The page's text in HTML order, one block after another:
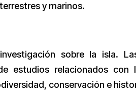
y marinos.
sobre la isla.
estudios relacionados con
conservación e